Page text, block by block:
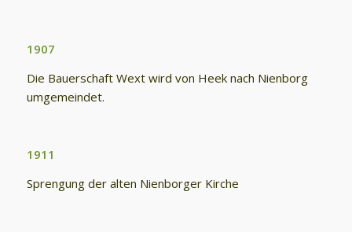
1907
Die Bauerschaft Wext wird von Heek nach Nienborg
umgemeindet.
1911
Sprengung der alten Nienborger Kirche